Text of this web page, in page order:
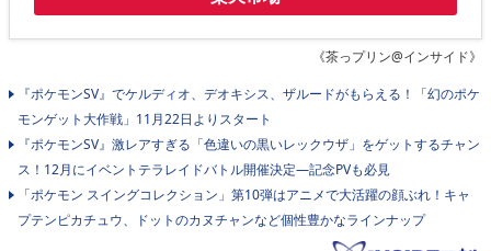
《茶っプリン@インサイド》
『ポケモンSV』でケルディオ、デオキシス、ザルードがもらえる！「幻のポケ
モンゲット大作戦」11月22日よりスタート
『ポケモンSV』激レアすぎる「色違いの黒いレックウザ」をゲットするチャン
ス！12月にイベントテラレイドバトル開催決定―記念PVも必見
「ポケモン スイングコレクション」第10弾はアニメで大活躍の顔ぶれ！キャ
プテンピカチュウ、ドットのカヌチャンなど個性豊かなラインナップ